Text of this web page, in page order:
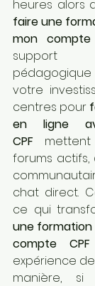
faire une
mon compte
support
votre
centres pour
en ligne
CPF
forums actifs,
chat direct.
ce qui
une formation
compte CPF
expérience